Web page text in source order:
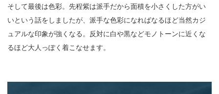
そして最後は色彩。先程紫は派手だから面積を小さくした方がい
いという話をしましたが、派手な色彩になればなるほど当然カジ
ュアルな印象が強くなる。反対に白や黒などモノトーンに近くな
るほど大人っぽく着こなせます。